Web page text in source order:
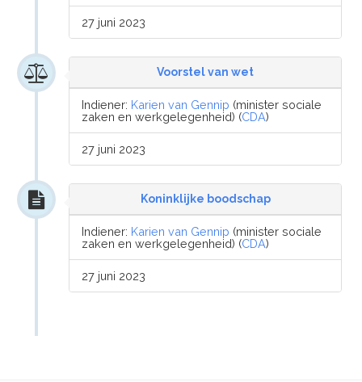
27 juni 2023
Voorstel van wet
Indiener: Karien van Gennip (minister sociale
zaken en werkgelegenheid) (CDA)
27 juni 2023
Koninklijke boodschap
Indiener: Karien van Gennip (minister sociale
zaken en werkgelegenheid) (CDA)
27 juni 2023